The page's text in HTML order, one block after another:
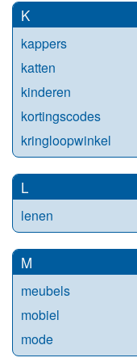
K
kappers
katten
kinderen
kortingscodes
kringloopwinkel
L
lenen
M
meubels
mobiel
mode